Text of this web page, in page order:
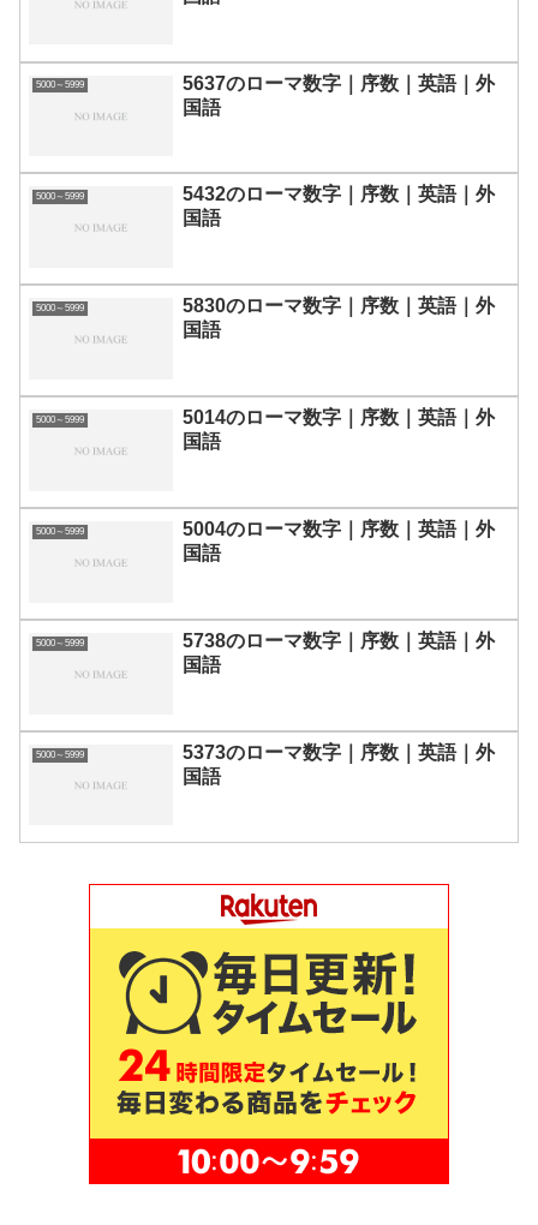
5000～5999
5637のローマ数字｜序数｜英語｜外
国語
5000～5999
5432のローマ数字｜序数｜英語｜外
国語
5000～5999
5830のローマ数字｜序数｜英語｜外
国語
5000～5999
5014のローマ数字｜序数｜英語｜外
国語
5000～5999
5004のローマ数字｜序数｜英語｜外
国語
5000～5999
5738のローマ数字｜序数｜英語｜外
国語
5000～5999
5373のローマ数字｜序数｜英語｜外
国語